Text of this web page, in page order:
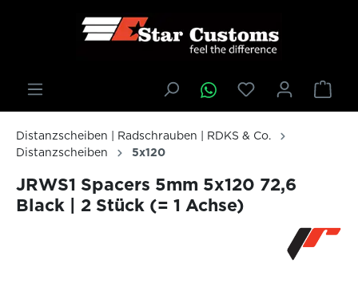
springen
Distanzscheiben | Radschrauben | RDKS & Co.
Distanzscheiben
5x120
JRWS1 Spacers 5mm 5x120 72,6
Black | 2 Stück (= 1 Achse)